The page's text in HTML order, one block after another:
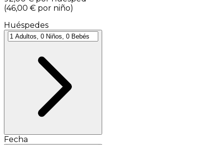
(46,00 € por niño)
Huéspedes
Fecha